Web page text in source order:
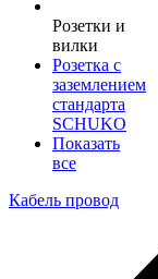
Розетки и
вилки
Розетка с
заземлением
стандарта
SCHUKO
Показать
все
Кабель провод